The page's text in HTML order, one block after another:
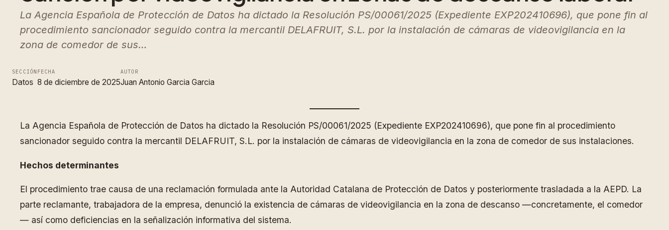
La Agencia Española de Protección de Datos ha dictado la Resolución PS/00061/2025 (Expediente EXP202410696), que pone fin al
procedimiento sancionador seguido contra la mercantil DELAFRUIT, S.L. por la instalación de cámaras de videovigilancia en la
zona de comedor de sus…
SECCIÓN
Datos
FECHA
8 de diciembre de 2025
AUTOR
Juan Antonio Garcia Garcia
La Agencia Española de Protección de Datos ha dictado la Resolución PS/00061/2025 (Expediente EXP202410696), que pone fin al procedimiento
sancionador seguido contra la mercantil DELAFRUIT, S.L. por la instalación de cámaras de videovigilancia en la zona de comedor de sus instalaciones.
Hechos determinantes
El procedimiento trae causa de una reclamación formulada ante la Autoridad Catalana de Protección de Datos y posteriormente trasladada a la AEPD. La
parte reclamante, trabajadora de la empresa, denunció la existencia de cámaras de videovigilancia en la zona de descanso —concretamente, el comedor
— así como deficiencias en la señalización informativa del sistema.